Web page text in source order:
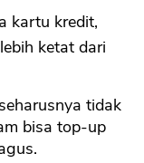
kartu kredit,
ketat dari
tidak
bisa top-up
OK